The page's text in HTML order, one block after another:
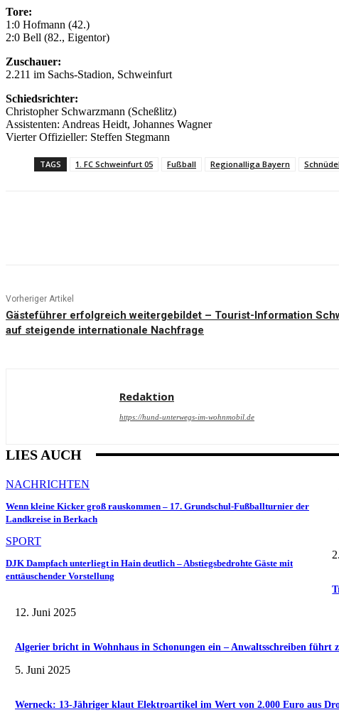
h
S
c
w
e
i
f
u
t
?
“
o
z
e
g
n
Tore:
1:0 Hofmann (42.)
2:0 Bell (82., Eigentor)
Zuschauer:
2.211 im Sachs-Stadion, Schweinfurt
Schiedsrichter:
Christopher Schwarzmann (Scheßlitz)
Assistenten: Andreas Heidt, Johannes Wagner
Vierter Offizieller: Steffen Stegmann
TAGS 1. FC Schweinfurt 05 Fußball Regionalliga Bayern Schnüdel
Vorheriger Artikel
Gästeführer erfolgreich weitergebildet – Tourist-Information
auf steigende internationale Nachfrage
Redaktion
https://hund-unterwegs-im-wohnmobil.de
LIES AUCH
NACHRICHTEN
Wenn kleine Kicker groß rauskommen – 17. Grundschul-Fußballturnier der
Landkreise in Berkach
SPORT
DJK Dampfach unterliegt in Hain deutlich – Abstiegsbedrohte Gäste mit
enttäuschender Vorstellung
12. Juni 2025
Algerier bricht in Wohnhaus in Schonungen ein – Anwaltsschreiben führt
5. Juni 2025
Werneck: 13-Jähriger klaut Elektroartikel im Wert von 2.000 Euro aus